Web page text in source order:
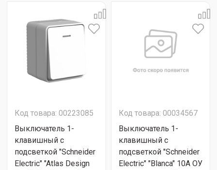
Код товара: 00223085
Выключатель 1-
клавишный с
подсветкой "Schneider
Electric" "Atlas Design
Код товара: 00034567
Выключатель 1-
клавишный с
подсветкой "Schneider
Electric" "Blanca" 10А ОУ